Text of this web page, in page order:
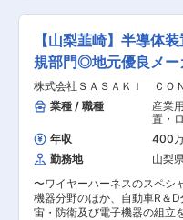
ー、シャワー室（一部拠点）
の定める業務
を兼ね備えた人材を育てるた
修・育成プログラムを体系
務マネジメントの高度化 デー
析（採用コスト・定着率・エ
ア等）を行い、経営陣に対し
善提案を行います。 ■当ポジションの魅力：
◎「地方創生を人で加速させ
し、仕組みを整えた組織が、
を解決していく。その全ての
という圧倒的な自負を得られ
組織づくり 既にある制度を守
陣と共に「理想の会社」をゼ
の大きいフェーズです。
ます。 ■業務詳細： ・半導体製造装置の設計 ・
情報通信装置の設計 ・その
子機器・装置の設計 ■当社について： 当社は、
お客様を支えるため、電子部
一貫製造、社会インフラ整備
ています。 ケーブル・ハーネ
続技術を軸とした製造クオリ
さ、価格、対応力、スピード
れらの発展を支える存在にな
です。 『未来を変える装置を
KYOKUYO無くして発展は実
装置の製造は旭陽クオリティ
と言われるような、信頼ある
指しています。 変更
【山梨韮崎】半導体
規部門◎地元優良メー
株式会社ＳＡＳＡＫＩ ＣＯ
業種 / 職種
産業
置・
シン
産業
年収 400
勤務地
山梨
〜ワイヤーハーネスのスペシ
機器分野のほか、自動車R＆
宙・防衛及び電子機器の組立